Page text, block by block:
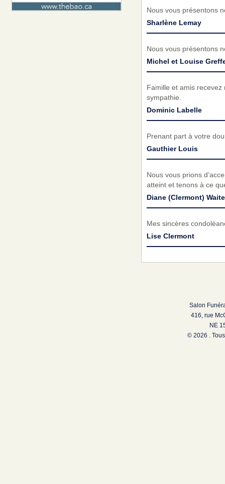
Nous vous présentons
Sharlène Lemay
Nous vous présentons
Michel et Louise
Famille et amis recevez
sympathie.
Dominic Labelle
Prenant part à votre
Gauthier Louis
Nous vous prions
atteint et tenons à ce
Diane (Clermont)
Mes sincères
Lise Clermont
Salon
416, rue
NE
© 2026 .